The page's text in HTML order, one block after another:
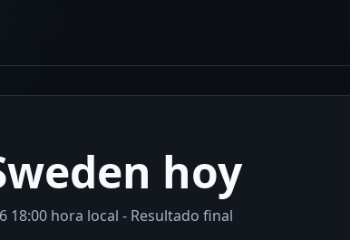
hoy
18:00 hora local - Resultado final